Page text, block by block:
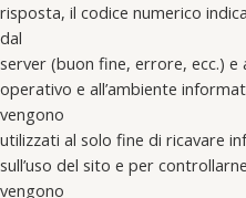
risposta, il codice numerico
dal
server (buon fine, errore, ecc.)
operativo e all’ambiente
vengono
utilizzati al solo fine di ricavare
sull’uso del sito e per
vengono